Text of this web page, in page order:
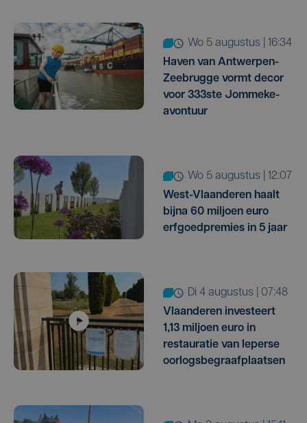
wo 5 augustus | 16:34
Haven van Antwerpen-
Zeebrugge vormt decor
voor 333ste Jommeke-
avontuur
wo 5 augustus | 12:07
West-Vlaanderen haalt
bijna 60 miljoen euro
erfgoedpremies in 5 jaar
di 4 augustus | 07:48
Vlaanderen investeert
1,13 miljoen euro in
restauratie van Ieperse
oorlogsbegraafplaatsen